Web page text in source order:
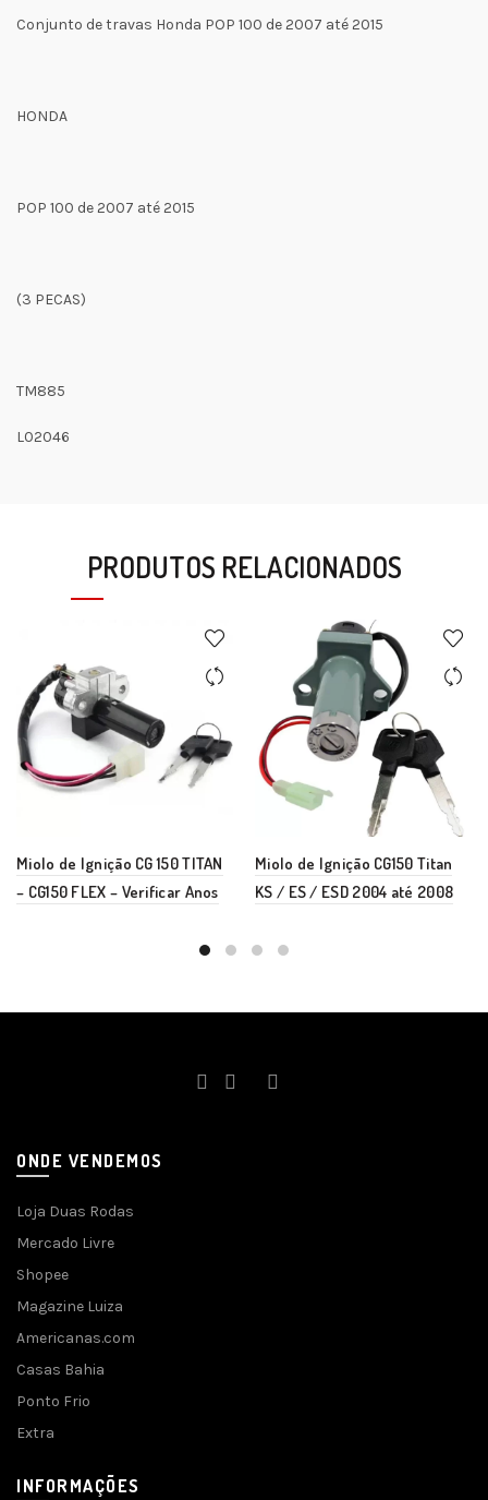
Conjunto de travas Honda POP 100 de 2007 até 2015
HONDA
POP 100 de 2007 até 2015
(3 PECAS)
TM885
L02046
PRODUTOS RELACIONADOS
Miolo de Ignição CG 150 TITAN
– CG150 FLEX – Verificar Anos
Miolo de Ignição CG150 Titan
KS / ES / ESD 2004 até 2008
ONDE VENDEMOS
Loja Duas Rodas
Mercado Livre
Shopee
Magazine Luiza
Americanas.com
Casas Bahia
Ponto Frio
Extra
INFORMAÇÕES